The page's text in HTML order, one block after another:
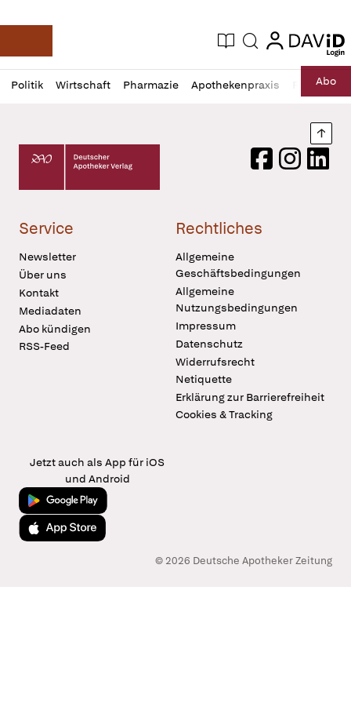
Deutsche Apotheker Zeitung
Aktuelle Ausgabe
Suche login
login
Politik Wirtschaft Pharmazie Apothekenpraxis RechtAbo
Profil
öffnen
Daz
Pur
Deutscher Apotheker Verlag Logo
FacebookInstagram
Service
Newsletter
Über uns
Kontakt
Mediadaten
Abo kündigen
RSS-Feed
Rechtliches
Allgemeine
Geschäftsbedingungen
Allgemeine
Nutzungsbedingungen
Impressum
Datenschutz
Widerrufsrecht
Netiquette
Erklärung zur Barrierefreiheit
Cookies & Tracking
Jetzt auch als App für iOS
und Android
Jetzt bei Google Play
Laden im App Store
© 2026 Deutsche Apotheker Zeitung